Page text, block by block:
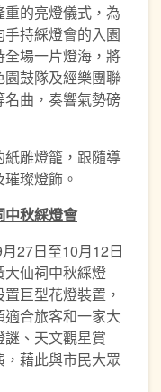
的亮燈儀式，為
持綵燈會的入園
場一片燈海，將
鼓隊及經樂團聯
曲，奏響氣勢磅
雕燈籠，跟隨導
璨燈飾。
中秋綵燈會
27日至10月12日
仙祠中秋綵燈
巨型花燈裝置，
合旅客和一家大
、天文觀星賞
藉此與市民大眾